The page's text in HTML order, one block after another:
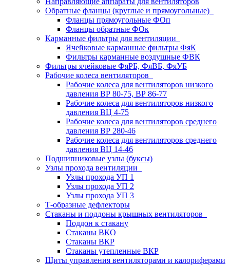
Обратные фланцы (круглые и прямоугольные)
Фланцы прямоугольные ФОп
Фланцы обратные ФОк
Карманные фильтры для вентиляции
Ячейковые карманные фильтры ФяК
Фильтры карманные воздушные ФВК
Фильтры ячейковые ФяРБ, ФяВБ, ФяУБ
Рабочие колеса вентиляторов
Рабочие колеса для вентиляторов низкого
давления ВР 80-75, ВР 86-77
Рабочие колеса для вентиляторов низкого
давления ВЦ 4-75
Рабочие колеса для вентиляторов среднего
давления ВР 280-46
Рабочие колеса для вентиляторов среднего
давления ВЦ 14-46
Подшипниковые узлы (буксы)
Узлы прохода вентиляции
Узлы прохода УП 1
Узлы прохода УП 2
Узлы прохода УП 3
Т-образные дефлекторы
Стаканы и поддоны крышных вентиляторов
Поддон к стакану
Стаканы ВКО
Стаканы ВКР
Стаканы утепленные ВКР
Щиты управления вентиляторами и калориферами